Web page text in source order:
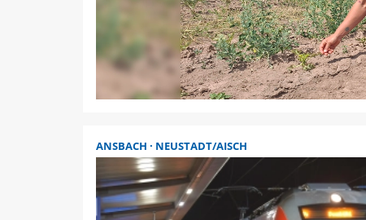
ANSBACH NEUSTADT/AISCH